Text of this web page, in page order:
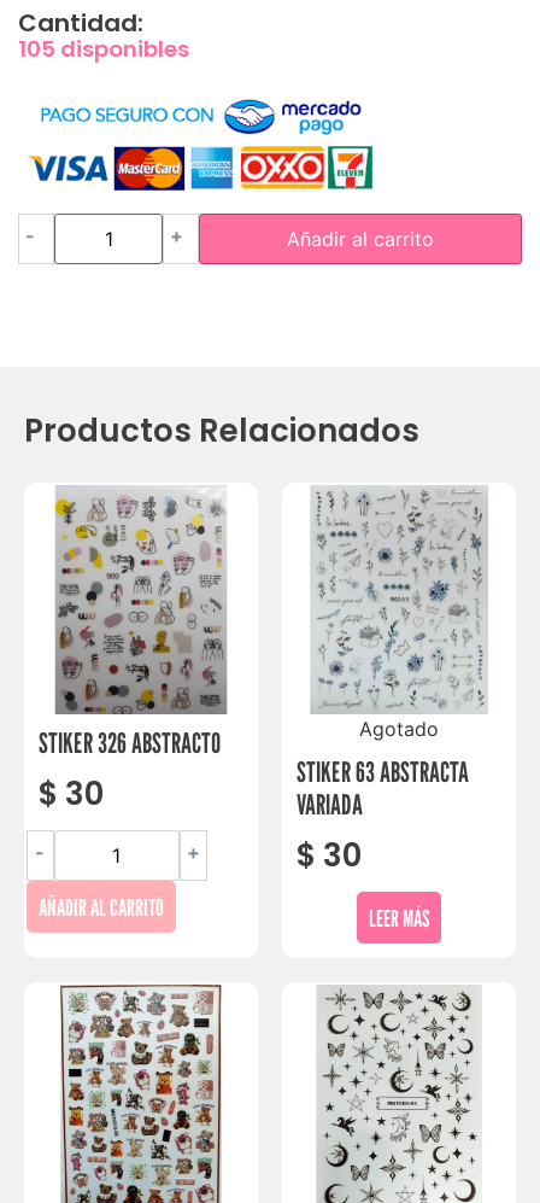
Cantidad:
105 disponibles
- + Añadir al carrito
Productos Relacionados
STIKER 326 ABSTRACTO
$ 30
- +
AÑADIR AL CARRITO
Agotado
STIKER 63 ABSTRACTA
VARIADA
$ 30
LEER MÁS